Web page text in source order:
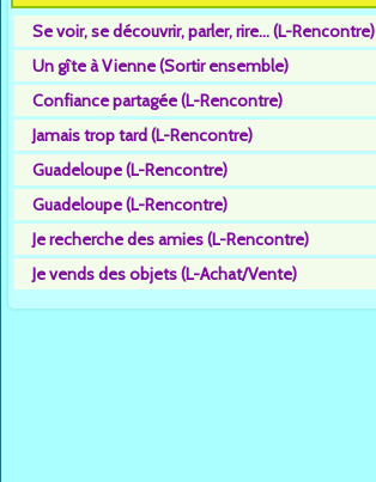
Se voir, se découvrir, parler, rire... (L-Rencontre)
Un gîte à Vienne (Sortir ensemble)
Confiance partagée (L-Rencontre)
Jamais trop tard (L-Rencontre)
Guadeloupe (L-Rencontre)
Guadeloupe (L-Rencontre)
Je recherche des amies (L-Rencontre)
Je vends des objets (L-Achat/Vente)